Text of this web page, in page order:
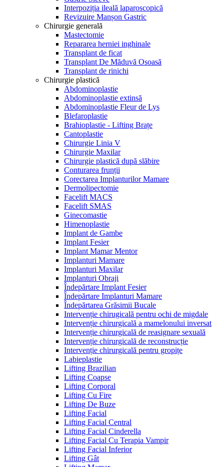
Interpoziția ileală laparoscopică
Revizuire Manșon Gastric
Chirurgie generală
Mastectomie
Repararea herniei inghinale
Transplant de ficat
Transplant De Măduvă Osoasă
Transplant de rinichi
Chirurgie plastică
Abdominoplastie
Abdominoplastie extinsă
Abdominoplastie Fleur de Lys
Blefaroplastie
Brahioplastie - Lifting Brațe
Cantoplastie
Chirurgie Linia V
Chirurgie Maxilar
Chirurgie plastică după slăbire
Conturarea frunții
Corectarea Implanturilor Mamare
Dermolipectomie
Facelift MACS
Facelift SMAS
Ginecomastie
Himenoplastie
Implant de Gambe
Implant Fesier
Implant Mamar Mentor
Implanturi Mamare
Implanturi Maxilar
Implanturi Obraji
Îndepărtare Implant Fesier
Îndepărtare Implanturi Mamare
Îndepărtarea Grăsimii Bucale
Intervenție chirugicală pentru ochi de migdale
Intervenție chirurgicală a mamelonului inversat
Intervenție chirurgicală de reasignare sexuală
Intervenție chirurgicală de reconstrucție
Intervenție chirurgicală pentru gropițe
Labieplastie
Lifting Brazilian
Lifting Coapse
Lifting Corporal
Lifting Cu Fire
Lifting De Buze
Lifting Facial
Lifting Facial Central
Lifting Facial Cinderella
Lifting Facial Cu Terapia Vampir
Lifting Facial Inferior
Lifting Gât